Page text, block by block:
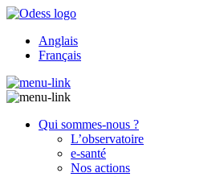
Anglais
Français
Qui sommes-nous ?
L’observatoire
e-santé
Nos actions